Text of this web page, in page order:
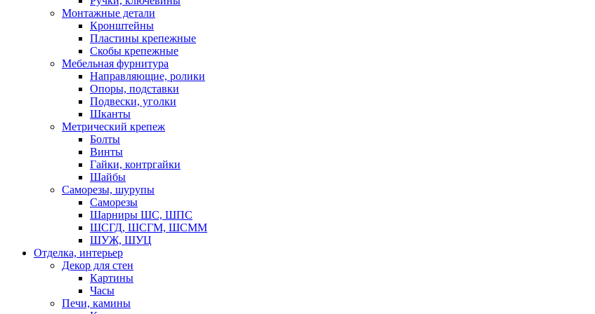
Монтажные детали
Кронштейны
Пластины крепежные
Скобы крепежные
Мебельная фурнитура
Направляющие, ролики
Опоры, подставки
Подвески, уголки
Шканты
Метрический крепеж
Болты
Винты
Гайки, контргайки
Шайбы
Саморезы, шурупы
Саморезы
Шарниры ШС, ШПС
ШСГД, ШСГМ, ШСММ
ШУЖ, ШУЦ
Отделка, интерьер
Декор для стен
Картины
Часы
Печи, камины